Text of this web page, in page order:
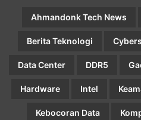
Ahmandonk Tech News
Berita Teknologi
Data Center DDR5
Hardware Intel
Kebocoran Data